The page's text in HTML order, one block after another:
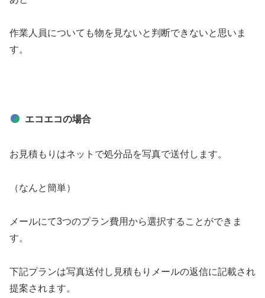
作業人員についても物を見ないと判断できないと思いま
す。
エコエコの場合
お見積もりはネットで処分品を写真で送付します。
（なんと簡単）
メールにて3つのプラン費用から選択することができま
す。
下記プランは写真送付し見積もりメールの返信に記載され
提案されます。